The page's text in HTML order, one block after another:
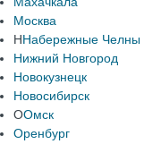
Москва
ННабережные Челны
Нижний Новгород
Новокузнецк
Новосибирск
ООмск
Оренбург